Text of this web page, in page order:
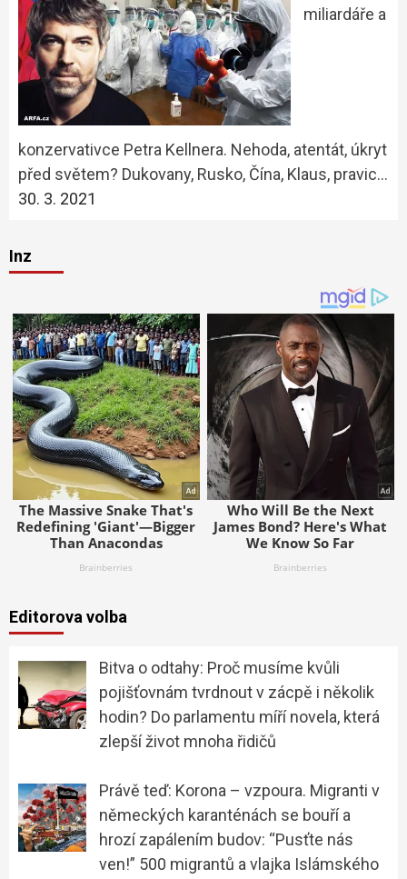
miliardáře a
konzervativce Petra Kellnera. Nehoda, atentát, úkryt
před světem? Dukovany, Rusko, Čína, Klaus, pravic…
30. 3. 2021
Inz
Editorova volba
Bitva o odtahy: Proč musíme kvůli
pojišťovnám tvrdnout v zácpě i několik
hodin? Do parlamentu míří novela, která
zlepší život mnoha řidičů
Právě teď: Korona – vzpoura. Migranti v
německých karanténách se bouří a
hrozí zapálením budov: “Pusťte nás
ven!” 500 migrantů a vlajka Islámského